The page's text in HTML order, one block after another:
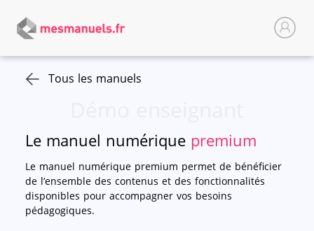
Tous les manuels
Le manuel numérique premium
Le manuel numérique premium permet de bénéficier
de l’ensemble des contenus et des fonctionnalités
disponibles pour accompagner vos besoins
pédagogiques.